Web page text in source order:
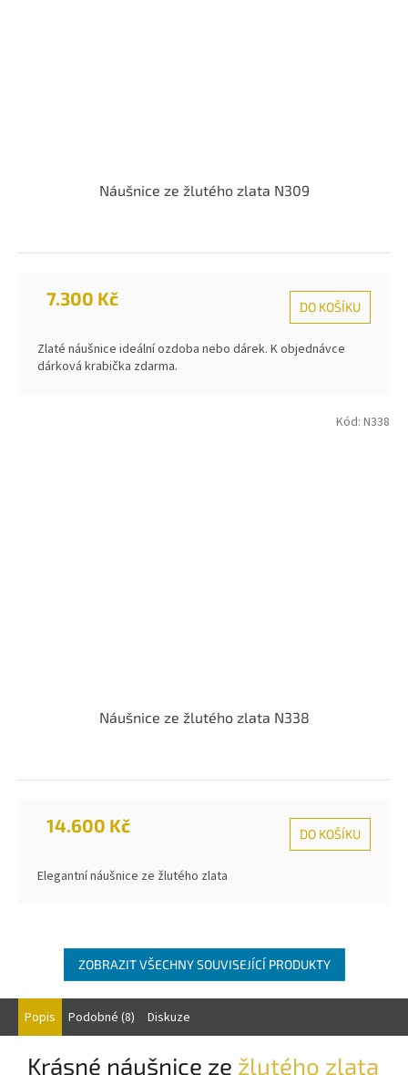
Náušnice ze žlutého zlata N309
7.300 Kč DO KOŠÍKU
Zlaté náušnice ideální ozdoba nebo dárek. K objednávce
dárková krabička zdarma.
Náušnice ze žlutého zlata N338
14.600 Kč DO KOŠÍKU
Elegantní náušnice ze žlutého zlata
Kód: N338
ZOBRAZIT VŠECHNY SOUVISEJÍCÍ PRODUKTY
Popis Podobné (8) Diskuze
Krásné náušnice ze žlutého zlata